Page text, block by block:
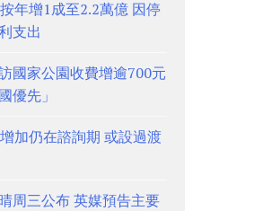
年增1成至2.2萬億 因停
支出
國家公園收費增逾700元
優先」
加仍在諮詢期 或設過渡
周三公布 英媒預告主要